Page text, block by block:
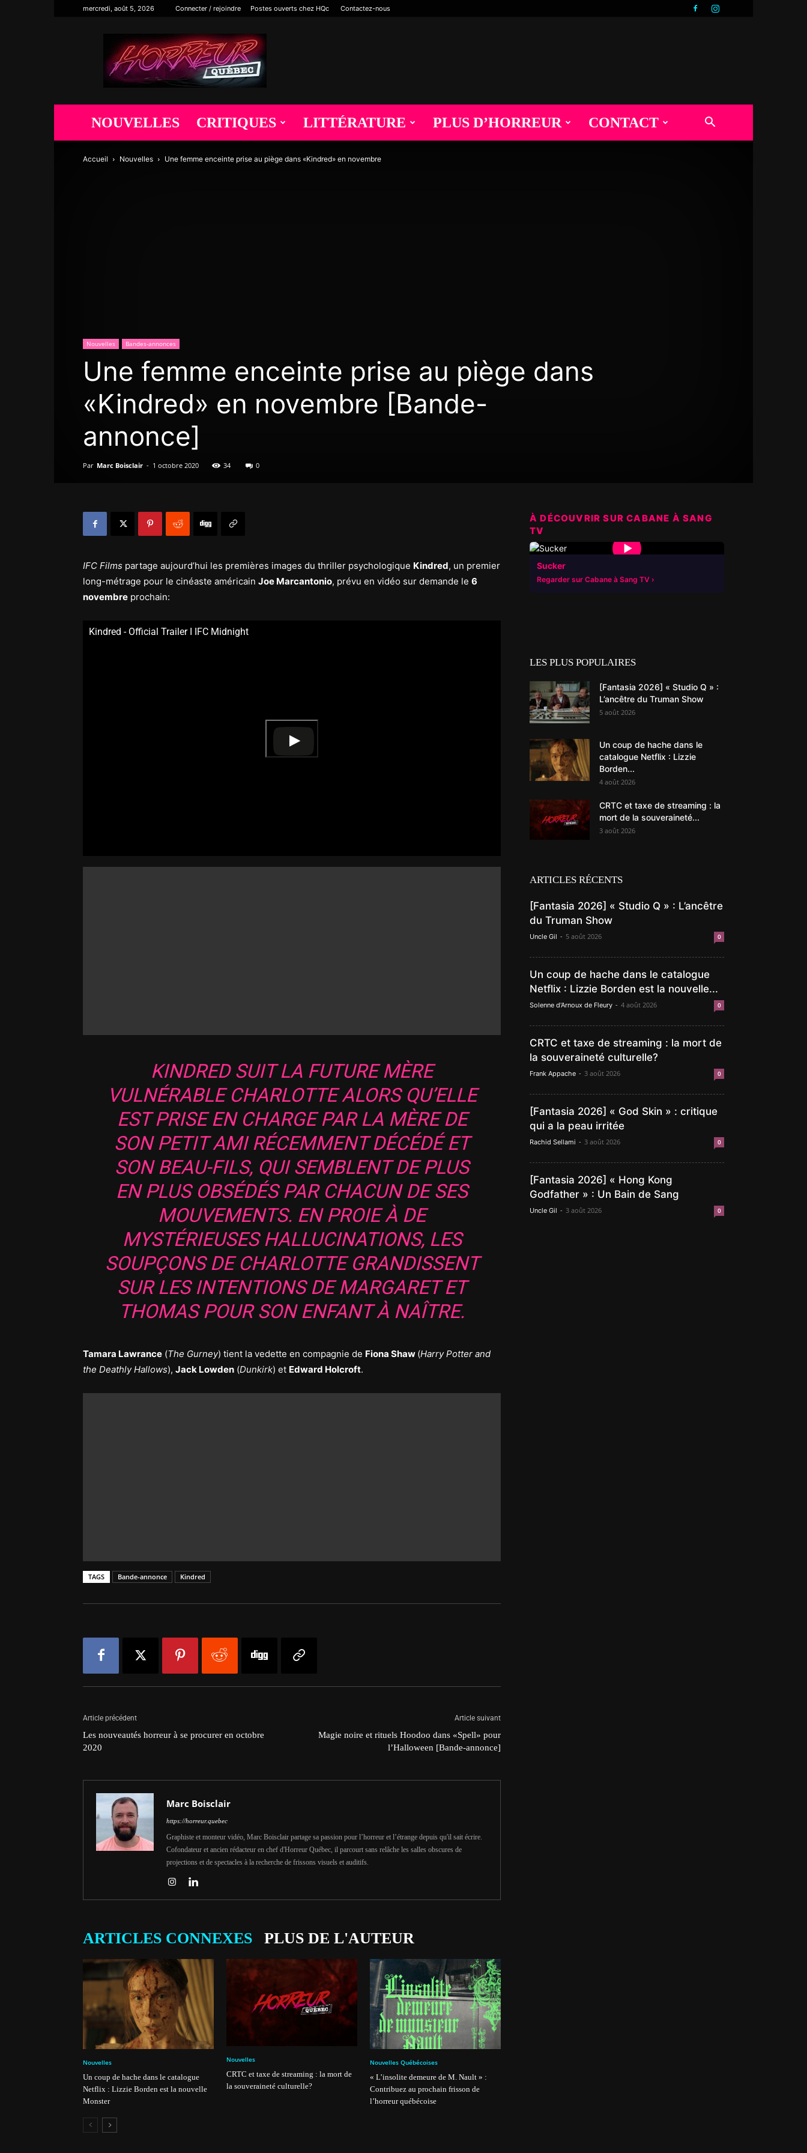
mercredi, août 5, 2026 Connecter / rejoindre Postes ouverts chez HQc Contactez-nous
Horreur
Québec
NOUVELLES CRITIQUES LITTÉRATURE PLUS D’HORREUR CONTACT
Accueil Nouvelles Une femme enceinte prise au piège dans «Kindred» en novembre
Nouvelles Bandes-annonces
Une femme enceinte prise au piège dans
«Kindred» en novembre [Bande-
annonce]
Par Marc Boisclair - 1 octobre 2020 34 0
IFC Films partage aujourd’hui les premières images du thriller psychologique Kindred, un premier
long-métrage pour le cinéaste américain Joe Marcantonio, prévu en vidéo sur demande le 6
novembre prochain:
Kindred - Official Trailer I IFC Midnight
KINDREDSUIT LA FUTURE MÈRE
VULNÉRABLE CHARLOTTE ALORS QU’ELLE
EST PRISE EN CHARGE PAR LA MÈRE DE
SON PETIT AMI RÉCEMMENT DÉCÉDÉ ET
SON BEAU-FILS, QUI SEMBLENT DE PLUS
EN PLUS OBSÉDÉS PAR CHACUN DE SES
MOUVEMENTS. EN PROIE À DE
MYSTÉRIEUSES HALLUCINATIONS, LES
SOUPÇONS DE CHARLOTTE GRANDISSENT
SUR LES INTENTIONS DE MARGARET ET
THOMAS POUR SON ENFANT À NAÎTRE.
Tamara Lawrance (The Gurney) tient la vedette en compagnie de Fiona Shaw (Harry Potter and
the Deathly Hallows), Jack Lowden (Dunkirk) et Edward Holcroft.
TAGS Bande-annonce Kindred
Article précédent
Les nouveautés horreur à se procurer en octobre
2020
Article suivant
Magie noire et rituels Hoodoo dans «Spell» pour
l’Halloween [Bande-annonce]
Marc Boisclair
https://horreur.quebec
Graphiste et monteur vidéo, Marc Boisclair partage sa passion pour l’horreur et l’étrange depuis qu'il sait écrire.
Cofondateur et ancien rédacteur en chef d'Horreur Québec, il parcourt sans relâche les salles obscures de
projections et de spectacles à la recherche de frissons visuels et auditifs.
ARTICLES CONNEXES PLUS DE L'AUTEUR
Nouvelles
Un coup de hache dans le catalogue
Netflix : Lizzie Borden est la nouvelle
Monster
Nouvelles
CRTC et taxe de streaming : la mort de
la souveraineté culturelle?
Nouvelles Québécoises
« L’insolite demeure de M. Nault » :
Contribuez au prochain frisson de
l’horreur québécoise
À DÉCOUVRIR SUR CABANE À SANG
TV
▶
Sucker
Regarder sur Cabane à Sang TV
LES PLUS POPULAIRES
[Fantasia 2026] « Studio Q » :
L’ancêtre du Truman Show
5 août 2026
Un coup de hache dans le
catalogue Netflix : Lizzie
Borden...
4 août 2026
CRTC et taxe de streaming : la
mort de la souveraineté...
3 août 2026
ARTICLES RÉCENTS
[Fantasia 2026] « Studio Q » : L’ancêtre
du Truman Show
Uncle Gil - 5 août 2026 0
Un coup de hache dans le catalogue
Netflix : Lizzie Borden est la nouvelle...
Solenne d'Arnoux de Fleury - 4 août 2026 0
CRTC et taxe de streaming : la mort de
la souveraineté culturelle?
Frank Appache - 3 août 2026 0
[Fantasia 2026] « God Skin » : critique
qui a la peau irritée
Rachid Sellami - 3 août 2026 0
[Fantasia 2026] « Hong Kong
Godfather » : Un Bain de Sang
Uncle Gil - 3 août 2026 0